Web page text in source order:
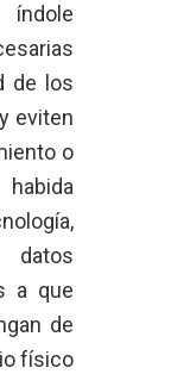
de los
eviten
o
a que
de
físico